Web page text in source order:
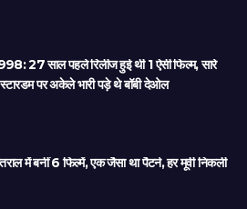
27 साल पहले रिलीज हुई थी 1 ऐसी फिल्म, सारे
पर अकेले भारी पड़े थे बॉबी देओल
में बनीं 6 फिल्में, एक जैसा था पैटर्न, हर मूवी निकली